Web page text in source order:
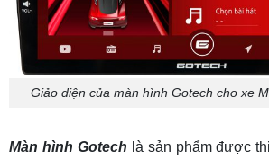
Giảo diện của màn hình Gotech cho xe
Màn hình Gotech là sản phẩm được